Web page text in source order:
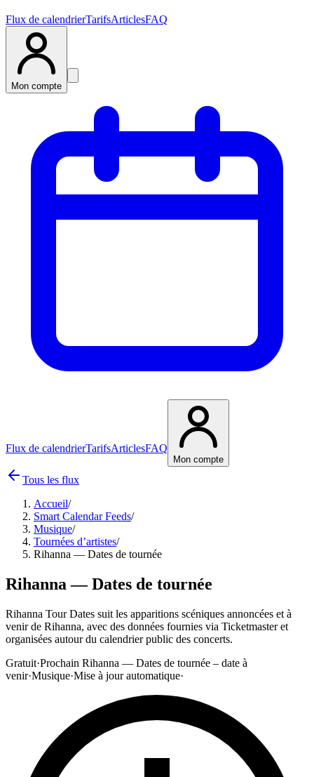
Flux de calendrierTarifsArticlesFAQ
Mon compte
Flux de calendrierTarifsArticlesFAQ
Mon compte
Tous les flux
Accueil/
Smart Calendar Feeds/
Musique/
Tournées d’artistes/
Rihanna — Dates de tournée
Rihanna — Dates de tournée
Rihanna Tour Dates suit les apparitions scéniques annoncées et à
venir de Rihanna, avec des données fournies via Ticketmaster et
organisées autour du calendrier public des concerts.
Gratuit·Prochain Rihanna — Dates de tournée – date à
venir·Musique·Mise à jour automatique·